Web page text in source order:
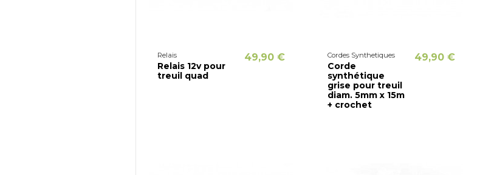
Relais
Relais 12v pour
treuil quad
49,90 € Cordes Synthetiques
Corde
synthétique
grise pour treuil
diam. 5mm x 15m
+ crochet
49,90 €